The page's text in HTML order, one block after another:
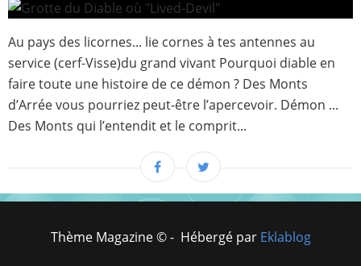
Au pays des licornes... lie cornes à tes antennes au
service (cerf-Visse)du grand vivant Pourquoi diable en
faire toute une histoire de ce démon ? Des Monts
d’Arrée vous pourriez peut-être l’apercevoir. Démon ...
Des Monts qui l’entendit et le comprit...
Thème Magazine © - Hébergé par Eklablog